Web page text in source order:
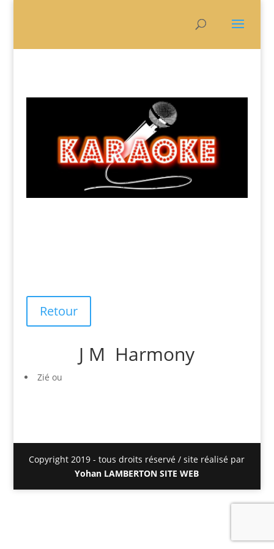
Retour
J M Harmony
Zié ou
Copyright 2019 - tous droits réservé / site réalisé par
Yohan LAMBERTON SITE WEB